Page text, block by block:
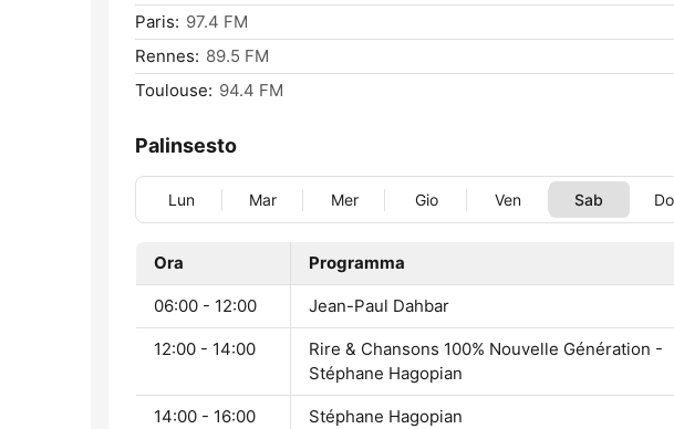
Paris: 97.4 FM
Rennes: 89.5 FM
Toulouse: 94.4 FM
Palinsesto
Lun Mar Mer Gio Ven Sab
Ora Programma
06:00 - 12:00 Jean-Paul Dahbar
12:00 - 14:00
Rire & Chansons 100% Nouvelle Génération -
Stéphane Hagopian
14:00 - 16:00 Stéphane Hagopian